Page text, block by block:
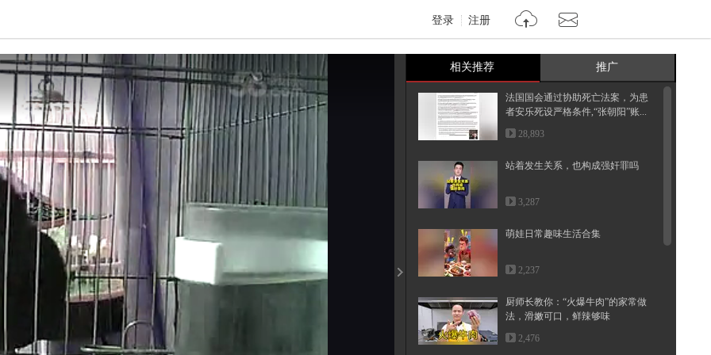
登录 注册
亮度
饱和度
相关推荐 推广
法国国会通过协助死亡法案，为患
者安乐死设严格条件,“张朝阳”账...
28,893
站着发生关系，也构成强奸罪吗
3,287
萌娃日常趣味生活合集
2,237
厨师长教你：“火爆牛肉”的家常做
法，滑嫩可口，鲜辣够味
2,476